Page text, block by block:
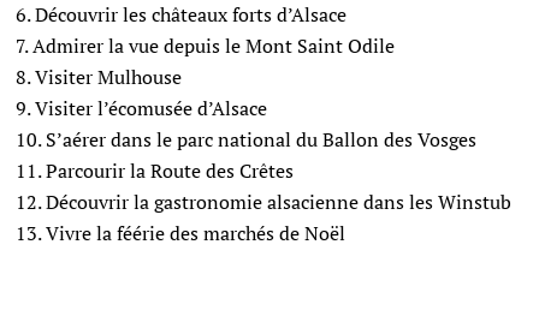
Découvrir les châteaux forts d’Alsace
Admirer la vue depuis le Mont Saint Odile
Visiter Mulhouse
Visiter l’écomusée d’Alsace
S’aérer dans le parc national du Ballon des Vosges
Parcourir la Route des Crêtes
Découvrir la gastronomie alsacienne dans les Winstub
Vivre la féérie des marchés de Noël